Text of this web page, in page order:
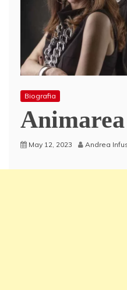
Biografia
Animarea
May 12, 2023 Andrea